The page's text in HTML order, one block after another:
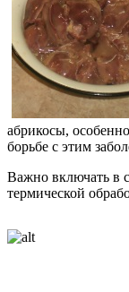
абрикосы,
борьбе с этим
Важно включать в
термической